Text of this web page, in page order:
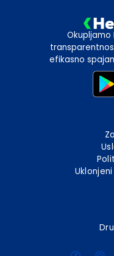
Okupljamo
efikasno